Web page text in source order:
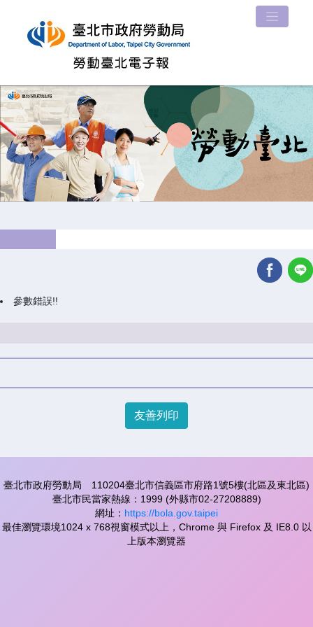
參數錯誤!!
友善列印
臺北市政府勞動局 110204臺北市信義區市府路1號5樓(北區及東北區)
臺北市民當家熱線：1999 (外縣市02-27208889)
網址： https://bola.gov.taipei
最佳瀏覽環境1024 x 768視窗模式以上，Chrome 與 Firefox 及 IE8.0 以
上版本瀏覽器